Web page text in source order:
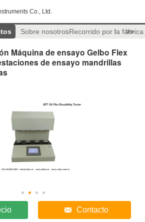
Co., Ltd.
Sobre nosotrosRecorrido por la fábrica
>>
Máquina de ensayo Gelbo Flex
de ensayo mandrillas
Contacto